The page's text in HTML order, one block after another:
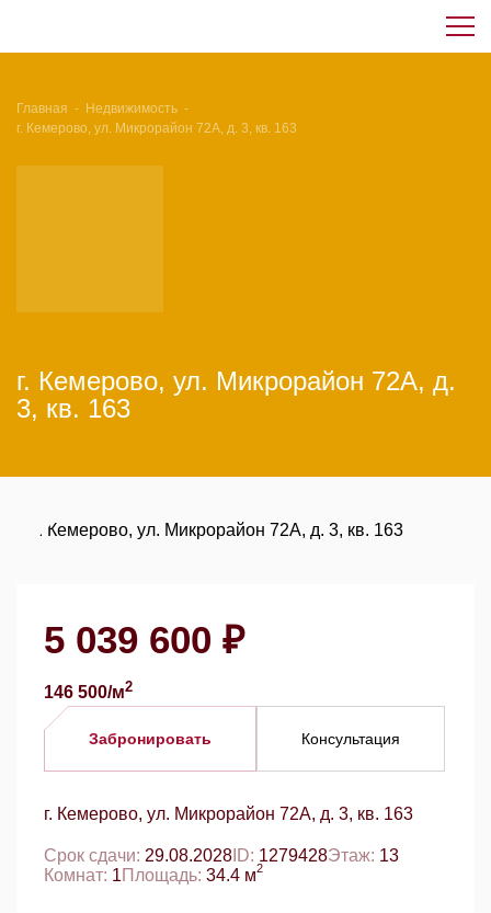
Главная - Недвижимость -
г. Кемерово, ул. Микрорайон 72А, д. 3, кв. 163
г. Кемерово, ул. Микрорайон 72А, д.
3, кв. 163
5 039 600 ₽
146 500/м2
Забронировать Консультация
г. Кемерово, ул. Микрорайон 72А, д. 3, кв. 163
Срок сдачи: 29.08.2028 ID: 1279428Этаж: 13
Комнат: 1Площадь: 34.4 м2